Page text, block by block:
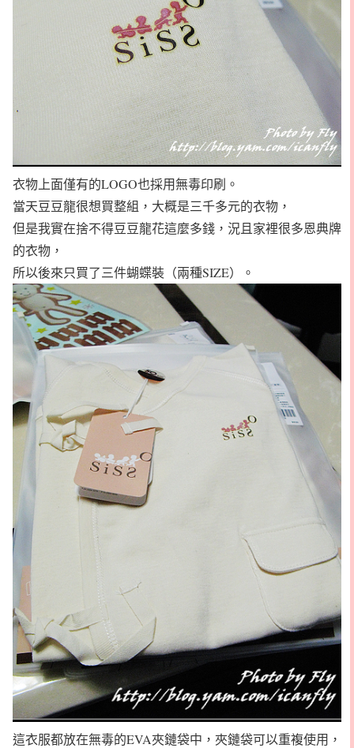
衣物上面僅有的LOGO也採用無毒印刷。
當天豆豆龍很想買整組，大概是三千多元的衣物，
但是我實在捨不得豆豆龍花這麼多錢，況且家裡很多恩典牌
的衣物，
所以後來只買了三件蝴蝶裝（兩種SIZE）。
這衣服都放在無毒的EVA夾鏈袋中，夾鏈袋可以重複使用，